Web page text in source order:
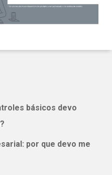
básicos devo
por que devo me